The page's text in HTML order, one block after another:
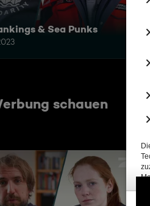
& Sea Punks
schauen